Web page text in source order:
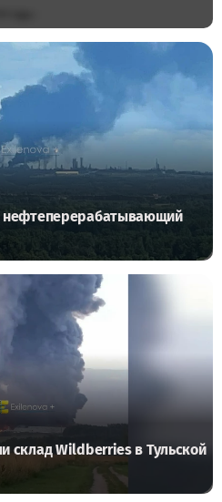
нефтеперерабатывающий
склад Wildberries в Тульской